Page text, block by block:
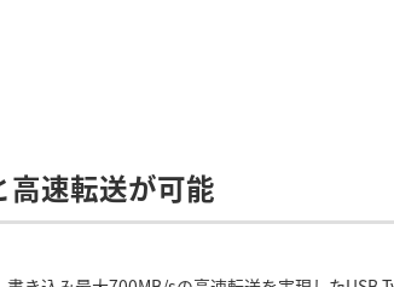
速転送が可能